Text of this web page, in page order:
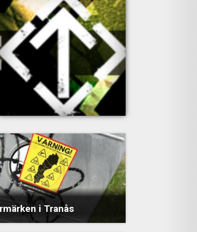
i Tranås